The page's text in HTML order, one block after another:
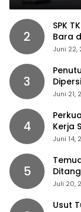
2
SPK
Bara
Juni 22,
3
Juni 21,
4
Kerja
Juni 14,
5
Juli 20,
Usut